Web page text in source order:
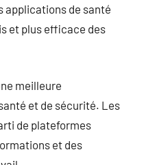
applications de santé
et plus efficace des
meilleure
et de sécurité. Les
de plateformes
et des